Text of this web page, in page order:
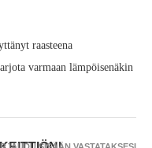
raasteena
varmaan lämpöisenäkin